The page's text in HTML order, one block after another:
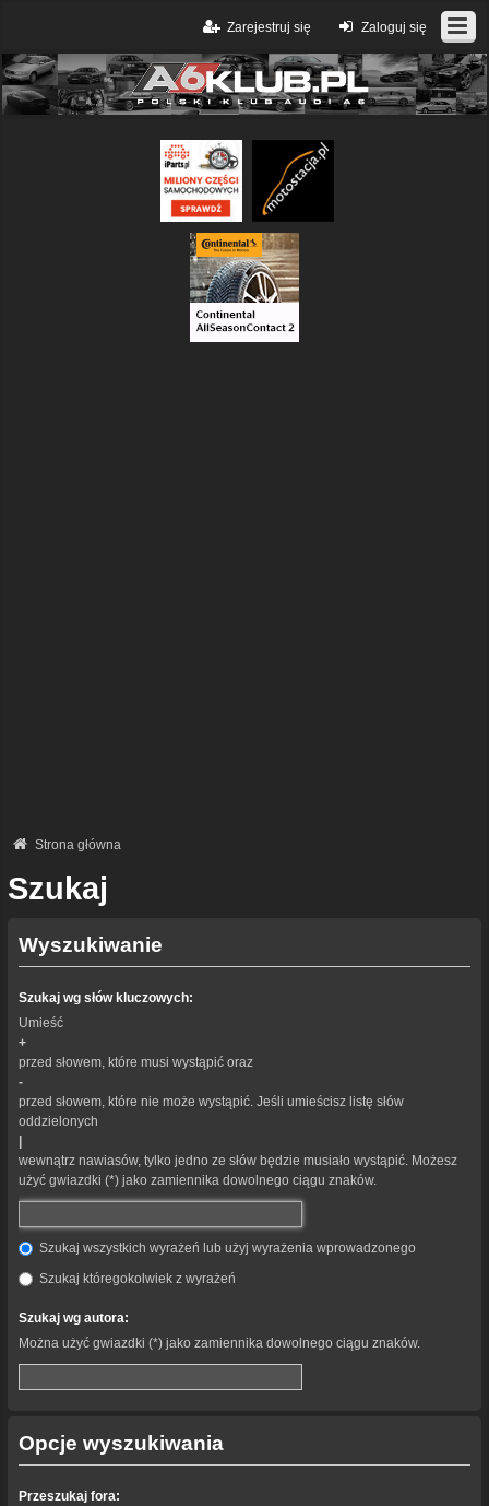
Zaloguj się
Zarejestruj się
Strona główna
Szukaj
Wyszukiwanie
Szukaj wg słów kluczowych:
Umieść
+
przed słowem, które musi wystąpić oraz
-
przed słowem, które nie może wystąpić. Jeśli umieścisz listę słów
oddzielonych
wewnątrz nawiasów, tylko jedno ze słów będzie musiało wystąpić. Możesz
użyć gwiazdki (*) jako zamiennika dowolnego ciągu znaków.
Szukaj wszystkich wyrażeń lub użyj wyrażenia wprowadzonego
Szukaj któregokolwiek z wyrażeń
Szukaj wg autora:
Można użyć gwiazdki (*) jako zamiennika dowolnego ciągu znaków.
Opcje wyszukiwania
Przeszukaj fora: